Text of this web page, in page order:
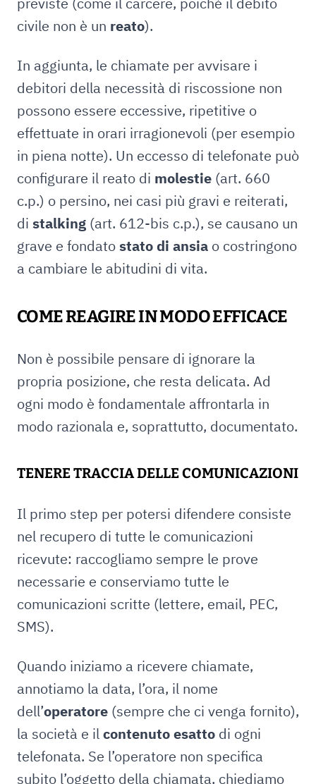
civile non è un reato).
In aggiunta, le chiamate per avvisare i
debitori della necessità di riscossione non
possono essere eccessive, ripetitive o
effettuate in orari irragionevoli (per esempio
in piena notte). Un eccesso di telefonate può
configurare il reato di molestie (art. 660
c.p.) o persino, nei casi più gravi e reiterati,
di stalking (art. 612-bis c.p.), se causano un
grave e fondatostato di ansia o costringono
a cambiare le abitudini di vita.
COME REAGIRE IN MODO EFFICACE
Non è possibile pensare di ignorare la
propria posizione, che resta delicata. Ad
ogni modo è fondamentale affrontarla in
modo razionala e, soprattutto, documentato.
TENERE TRACCIA DELLE COMUNICAZIONI
Il primo step per potersi difendere consiste
nel recupero di tutte le comunicazioni
ricevute: raccogliamo sempre le prove
necessarie e conserviamo tutte le
comunicazioni scritte (lettere, email, PEC,
SMS).
Quando iniziamo a ricevere chiamate,
annotiamo la data, l’ora, il nome
dell’operatore (sempre che ci venga fornito),
la società e ilcontenuto esatto di ogni
telefonata. Se l’operatore non specifica
subito l’oggetto della chiamata, chiediamo